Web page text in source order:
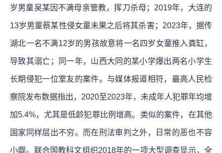
岁男童吴某因不满母亲管教，挥刀杀母；2019年，大连的
13岁男童蔡某性侵女童未果之后将其杀害；2023年，据传
湖北一名不满12岁的男孩故意将一名四岁女童推入粪缸，
导致其溺亡；同一年，山西大同的某小学爆出两名小学生
长期侵犯一位室友的案件。与媒体报道相符，最高人民检
察院发布数据指出，2020至2023年，未成年人犯罪年均增
加5.4%，尤其是低龄犯罪比例增高。类似的案件，在其他
国家同样层出不穷。而在刑法审判之外，日常的恶也不容
小觑。联合国教科文组织2018年的一项大型调查显示，全